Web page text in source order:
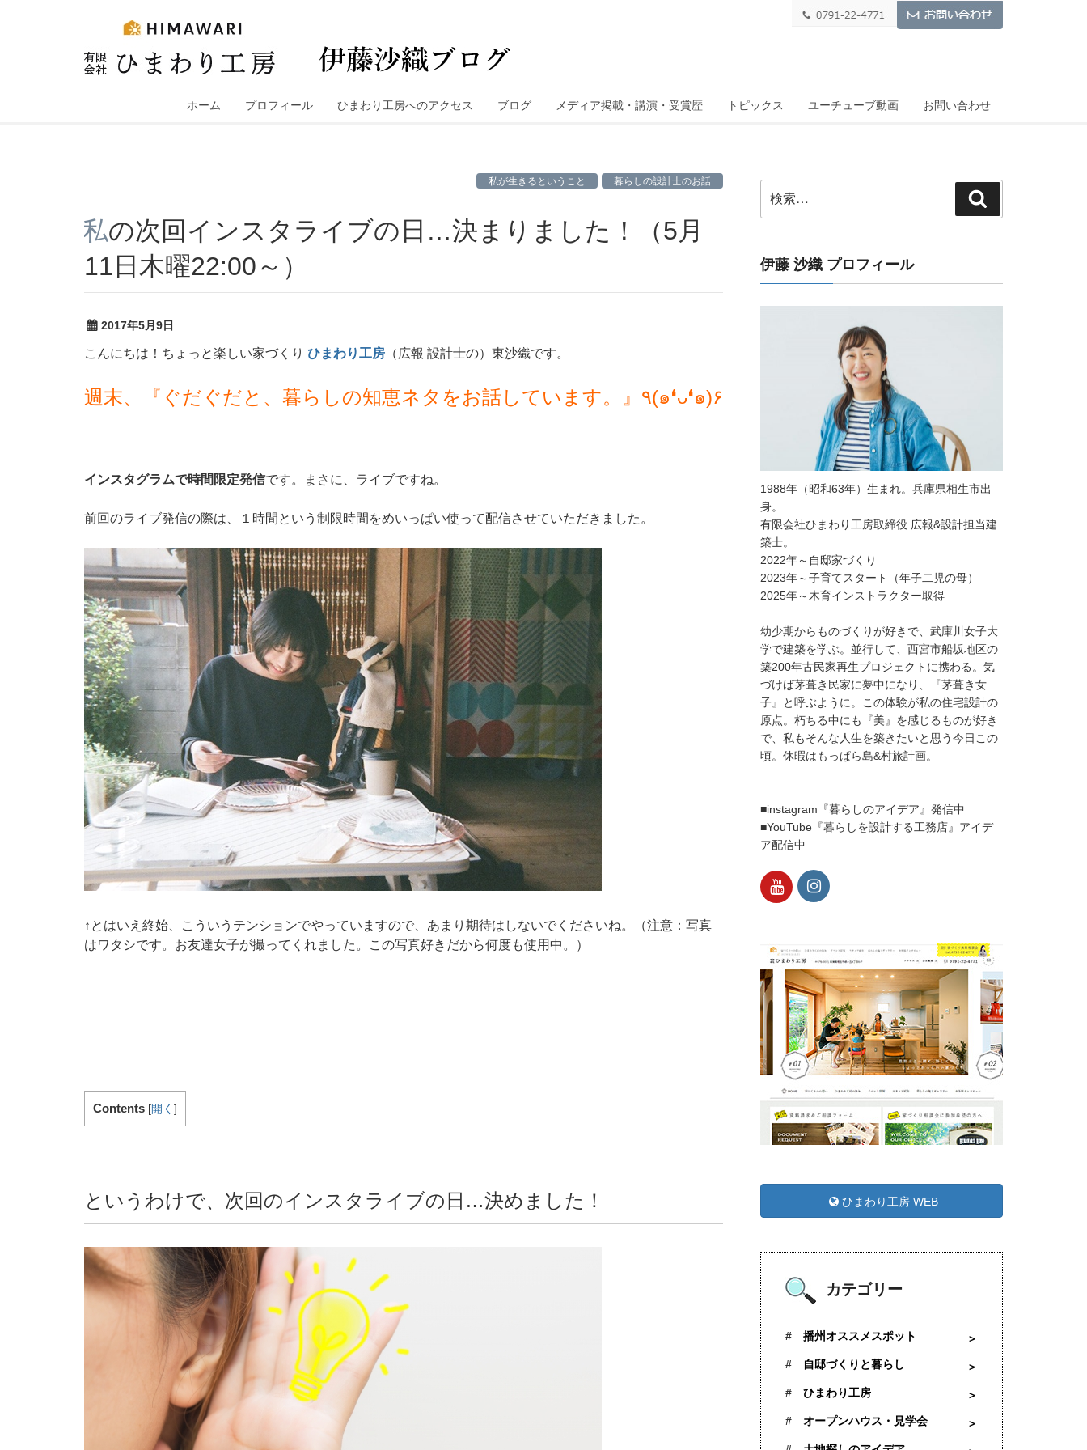
ホーム プロフィール ひまわり工房へのアクセス ブログ メディア掲載・講演・受賞歴 トピックス ユーチューブ動画 お問い合わせ
暮らしの設計士のお話
私が生きるということ
私の次回インスタライブの日…決まりました！（5月
11日木曜22:00～）
2017年5月9日
こんにちは！ちょっと楽しい家づくり ひまわり工房 （広報 設計士の）東沙織です。
週末、『ぐだぐだと、暮らしの知恵ネタをお話しています。』٩(๑❛ᴗ❛๑)۶
インスタグラムで時間限定発信です。まさに、ライブですね。
前回のライブ発信の際は、１時間という制限時間をめいっぱい使って配信させていただきました。
↑とはいえ終始、こういうテンションでやっていますので、あまり期待はしないでくださいね。（注意：写真
はワタシです。お友達女子が撮ってくれました。この写真好きだから何度も使用中。）
Contents [開く ]
というわけで、次回のインスタライブの日…決めました！
索:
索
伊藤 沙織 プロフィール
1988年（昭和63年）生まれ。兵庫県相生市出
身。
有限会社ひまわり工房取締役 広報&設計担当建
築士。
2022年～自邸家づくり
2023年～子育てスタート（年子二児の母）
2025年～木育インストラクター取得
幼少期からものづくりが好きで、武庫川女子大
学で建築を学ぶ。並行して、西宮市船坂地区の
築200年古民家再生プロジェクトに携わる。気
づけば茅葺き民家に夢中になり、『茅葺き女
子』と呼ぶように。この体験が私の住宅設計の
原点。朽ちる中にも『美』を感じるものが好き
で、私もそんな人生を築きたいと思う今日この
頃。休暇はもっぱら島&村旅計画。
■instagram『暮らしのアイデア』発信中
■YouTube『暮らしを設計する工務店』アイデ
ア配信中
ひまわり工房 WEB
カテゴリー
播州オススメスポット
自邸づくりと暮らし
ひまわり工房
オープンハウス・見学会